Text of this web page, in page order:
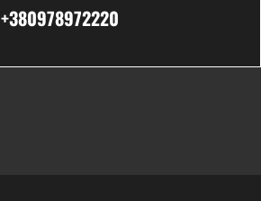
+380978972220